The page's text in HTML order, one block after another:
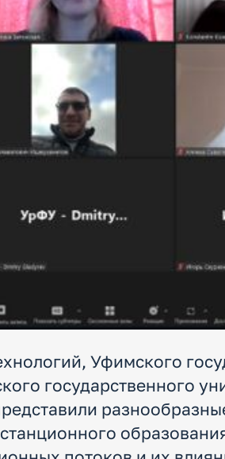
Уфимского
государственного